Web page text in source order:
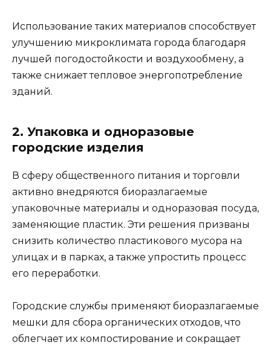
Использование таких материалов способствует
улучшению микроклимата города благодаря
лучшей погодостойкости и воздухообмену, а
также снижает тепловое энергопотребление
зданий.
2. Упаковка и одноразовые
городские изделия
В сферу общественного питания и торговли
активно внедряются биоразлагаемые
упаковочные материалы и одноразовая посуда,
заменяющие пластик. Эти решения призваны
снизить количество пластикового мусора на
улицах и в парках, а также упростить процесс
его переработки.
Городские службы применяют биоразлагаемые
мешки для сбора органических отходов, что
облегчает их компостирование и сокращает